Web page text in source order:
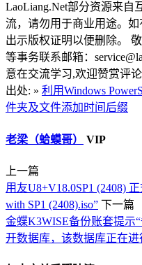
LaoLiang.Net部分资源来自
流，请勿用于商业用途。
出示版权证明以便删除。
等事务联系邮箱：
意在交流学习,欢迎赞赏评
出处: » 利用Windows
件夹及文件添加时间后缀
老梁（蛤蟆哥） VIP
上一篇
用友U8+V18.0SP1 (2408)
with SP1 (2408).iso” 下一篇
金蝶K3WISE备份账套提示
开数据库，该数据库正在进